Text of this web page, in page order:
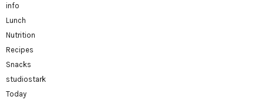
info
Lunch
Nutrition
Recipes
Snacks
studiostark
Today